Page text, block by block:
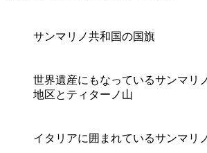
サンマリノ共和国の国旗
世界遺産にもなっているサンマリ
地区とティターノ山
イタリアに囲まれているサンマリ